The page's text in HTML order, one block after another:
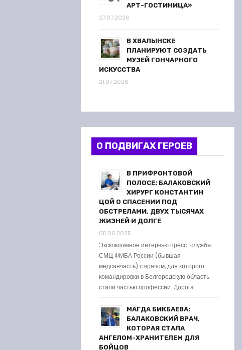
АРТ-ГОСТИНИЦА»
27.07.2026
В ХВАЛЫНСКЕ
ПЛАНИРУЮТ СОЗДАТЬ
МУЗЕЙ ГОНЧАРНОГО
ИСКУССТВА
21.07.2026
О ПОДВИГАХ ГЕРОЕВ
В ПРИФРОНТОВОЙ
ПОЛОСЕ: БАЛАКОВСКИЙ
ХИРУРГ КОНСТАНТИН
ЦОЙ О СПАСЕНИИ ПОД
ОБСТРЕЛАМИ, ДВУХ ТЫСЯЧАХ
ЖИЗНЕЙ И ДОЛГЕ
05.06.2025
Эксклюзивное интервью пресс-службы
СМЦ ФМБА России (бывшая
медсанчасть) с врачом, для которого
командировки в Белгородскую область
стали частью профессии. Дорога …
МАГДА БИКБАЕВА:
БАЛАКОВСКИЙ ВРАЧ,
КОТОРАЯ СТАЛА
АНГЕЛОМ-ХРАНИТЕЛЕМ ДЛЯ
БОЙЦОВ